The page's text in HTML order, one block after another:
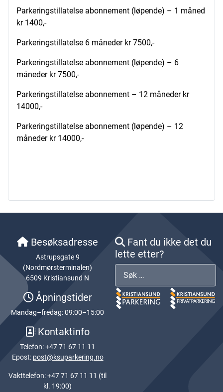
Parkeringstillatelse abonnement (løpende) – 1 måned
kr 1400,-
Parkeringstillatelse 6 måneder kr 7500,-
Parkeringstillatelse abonnement (løpende) – 6
måneder kr 7500,-
Parkeringstillatelse abonnement – 12 måneder kr
14000,-
Parkeringstillatelse abonnement (løpende) – 12
måneder kr 14000,-
Besøksadresse
Astrupsgate 9
(Nordmørsterminalen)
6509 Kristiansund N
Åpningstider
Mandag–fredag: 09:00–15:00
Kontaktinfo
Telefon: +47 71 67 11 11
Epost: post@ksuparkering.no
Vakttelefon: +47 71 67 11 11 (til
kl. 19:00)
Fant du ikke det du
lette etter?
Søk